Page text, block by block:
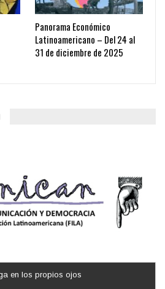
Panorama Económico
Latinoamericano – Del 24 al
31 de diciembre de 2025
en los propios ojos